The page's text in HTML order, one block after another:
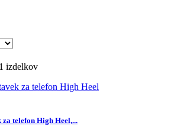
izdelkov
telefon High Heel,...